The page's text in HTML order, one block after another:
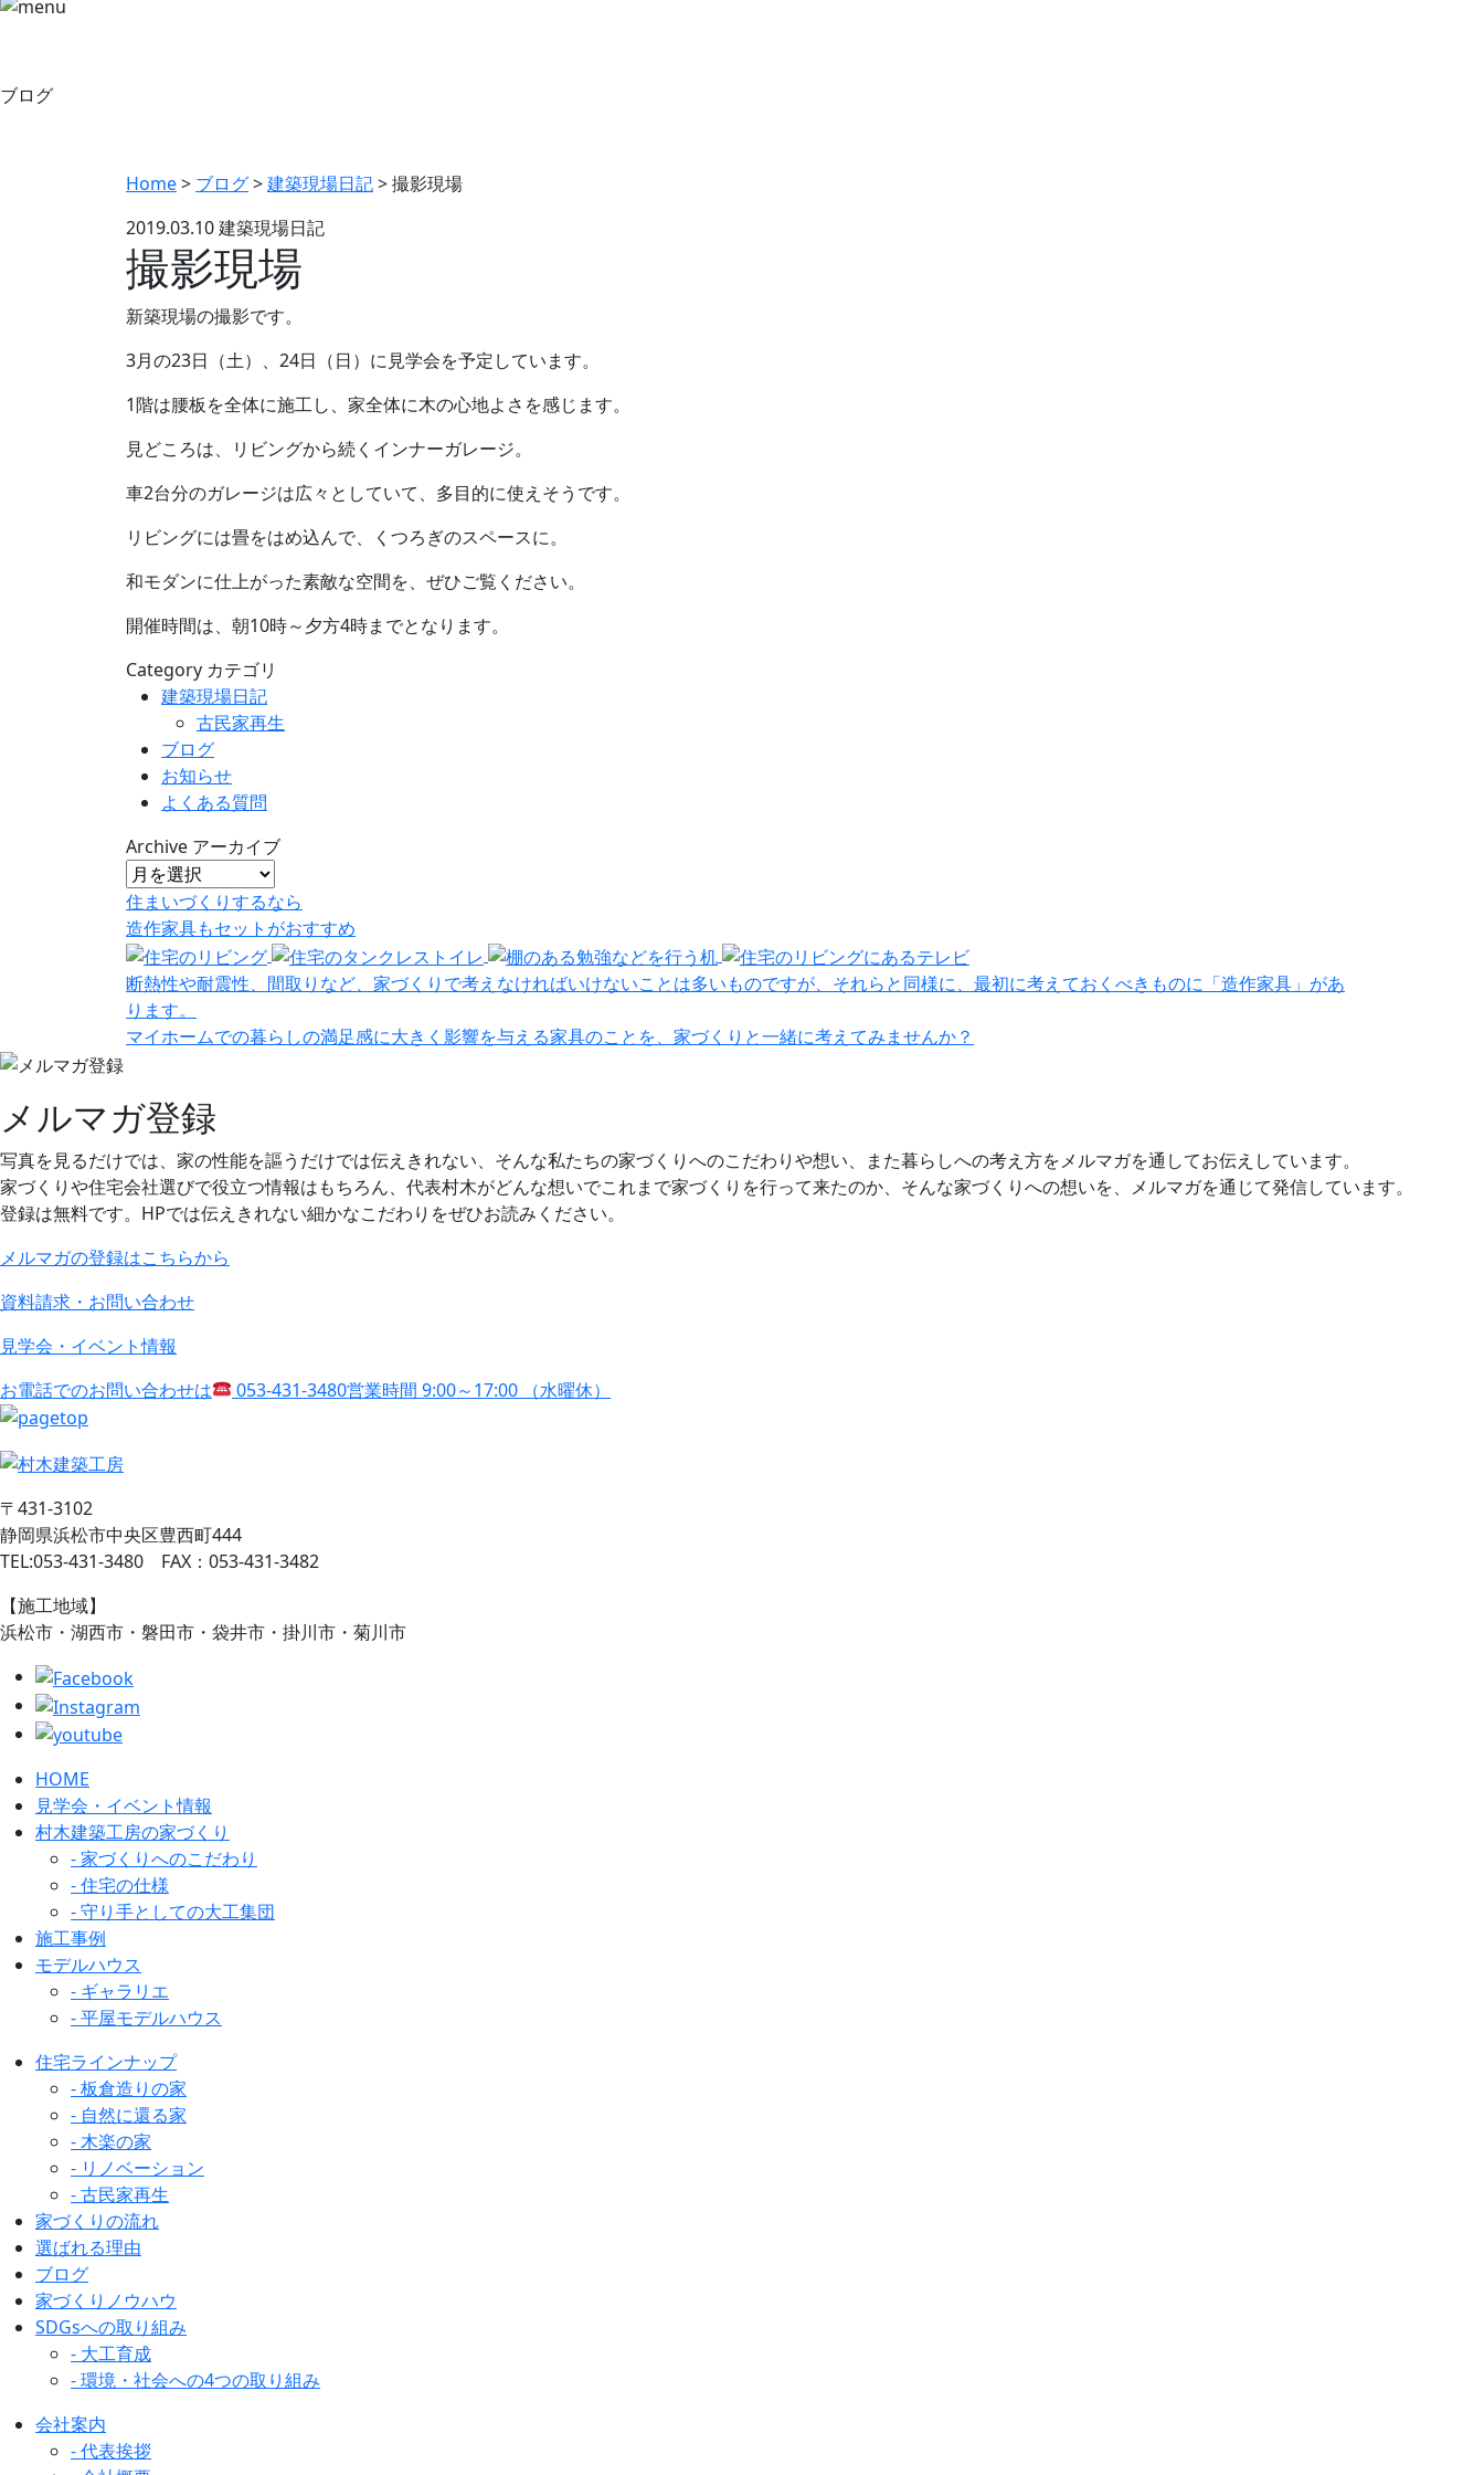
ブログ
Home> ブログ>建築現場日記>撮影現場
2019.03.10建築現場日記
撮影現場
新築現場の撮影です。
3月の23日（土）、24日（日）に見学会を予定しています。
1階は腰板を全体に施工し、家全体に木の心地よさを感じます。
見どころは、リビングから続くインナーガレージ。
車2台分のガレージは広々としていて、多目的に使えそうです。
リビングには畳をはめ込んで、くつろぎのスペースに。
和モダンに仕上がった素敵な空間を、ぜひご覧ください。
開催時間は、朝10時～夕方4時までとなります。
Category カテゴリ
建築現場日記
古民家再生
ブログ
お知らせ
よくある質問
Archive アーカイブ
住まいづくりするなら
造作家具もセット がおすすめ
断熱性や耐震性、間取りなど、家づくりで考えなければいけないことは多いものですが、それらと同様に、最初に考えておくべきものに「造作家具」があ
ります。
マイホームでの暮らしの満足感に大きく影響を与える家具のことを、家づくりと一緒に考えてみませんか？
メルマガ登録
写真を見るだけでは、家の性能を謳うだけでは伝えきれない、そんな私たちの家づくりへのこだわりや想い、また暮らしへの考え方をメルマガを通してお伝えしています。
家づくりや住宅会社選びで役立つ情報はもちろん、代表村木がどんな想いでこれまで家づくりを行って来たのか、そんな家づくりへの想いを、メルマガを通じて発信しています。
登録は無料です。HPでは伝えきれない細かなこだわりをぜひお読みください。
メルマガの登録はこちらから
資料請求・お問い合わせ
見学会・イベント情報
お電話でのお問い合わせは
053-431-3480営業時間 9:00～17:00 （水曜休）
〒431-3102
静岡県浜松市中央区豊西町444
TEL:053-431-3480 FAX：053-431-3482
【施工地域】
浜松市・湖西市・磐田市・袋井市・掛川市・菊川市
HOME
見学会・イベント情報
村木建築工房の家づくり
- 家づくりへのこだわり
- 住宅の仕様
- 守り手としての大工集団
施工事例
モデルハウス
- ギャラリエ
- 平屋モデルハウス
住宅ラインナップ
- 板倉造りの家
- 自然に還る家
- 木楽の家
- リノベーション
- 古民家再生
家づくりの流れ
選ばれる理由
ブログ
家づくりノウハウ
SDGsへの取り組み
- 大工育成
- 環境・社会への4つの取り組み
会社案内
- 代表挨拶